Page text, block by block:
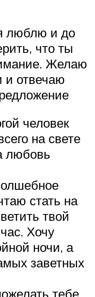
люблю и до
что ты
Желаю
и отвечаю
человек
на свете
любовь
стать на
твой
Хочу
ночи, а
заветных
тебе